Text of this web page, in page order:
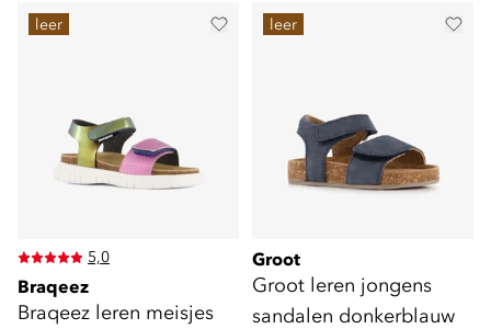
leer
5,0
Braqeez
Braqeez leren meisjes
leer
Groot
Groot leren jongens
sandalen donkerblauw